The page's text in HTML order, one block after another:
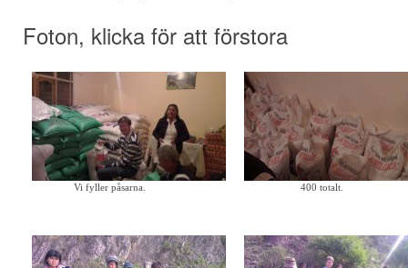
Foton, klicka för att förstora
Vi fyller påsarna. 400 totalt.